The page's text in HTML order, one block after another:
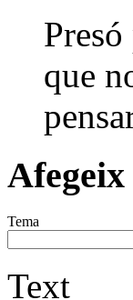
que
Tema
Text